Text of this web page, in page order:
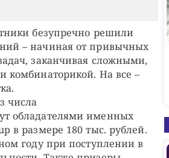
безупречно решили
– начиная от привычных
заканчивая сложными,
комбинаторикой. На все –
числа
обладателями именных
в размере 180 тыс. рублей.
году при поступлении в